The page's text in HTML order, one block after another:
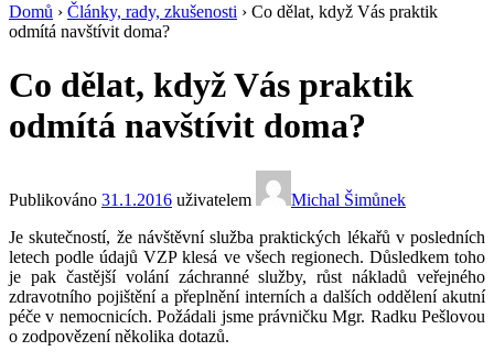
Domů › Články, rady, zkušenosti › Co dělat, když Vás praktik
odmítá navštívit doma?
Co dělat, když Vás praktik
odmítá navštívit doma?
Publikováno 31.1.2016 uživatelem
Michal Šimůnek
Je skutečností, že návštěvní služba praktických lékařů v posledních
letech podle údajů VZP klesá ve všech regionech. Důsledkem toho
je pak častější volání záchranné služby, růst nákladů veřejného
zdravotního pojištění a přeplnění interních a dalších oddělení akutní
péče v nemocnicích. Požádali jsme právničku Mgr. Radku Pešlovou
o zodpovězení několika dotazů.